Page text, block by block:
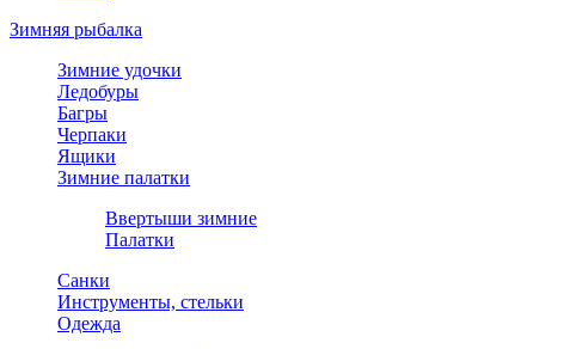
Зимняя рыбалка
Зимние удочки
Ледобуры
Багры
Черпаки
Ящики
Зимние палатки
Ввертыши зимние
Палатки
Санки
Инструменты, стельки
Одежда